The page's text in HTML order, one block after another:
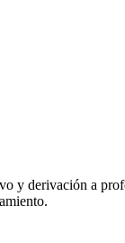
y derivación a